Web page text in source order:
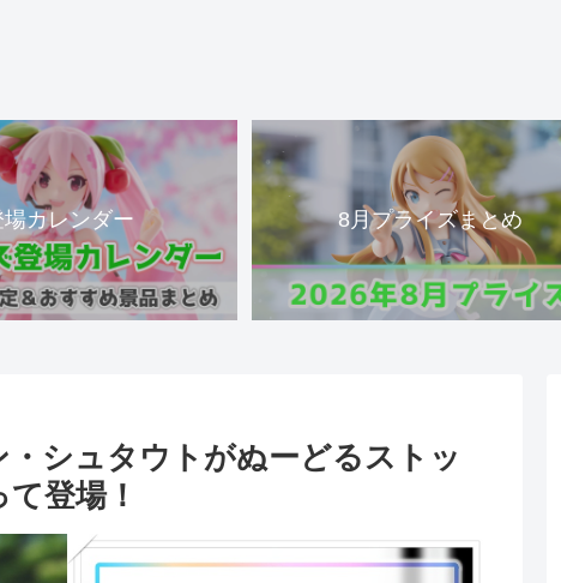
場カレンダー 8月プライズまとめ
シュタウトがぬーどるストッ
登場！